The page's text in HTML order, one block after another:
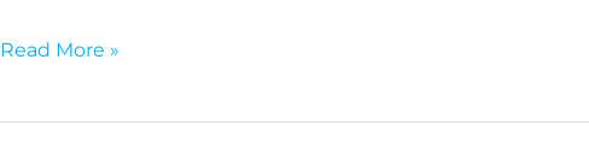
Οικογενειακών
Ευρώπης
Read More »